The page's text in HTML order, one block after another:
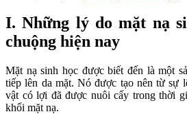
I. Những lý do mặt nạ
chuộng hiện nay
Mặt nạ sinh học được biết đến là một
tiếp lên da mặt. Nó được tạo nên từ sự
vật có lợi đã được nuôi cấy trong thời
khối mặt nạ.